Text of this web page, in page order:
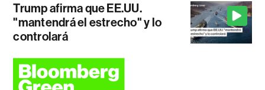
Trump afirma que EE.UU.
"mantendrá el estrecho" y lo
controlará